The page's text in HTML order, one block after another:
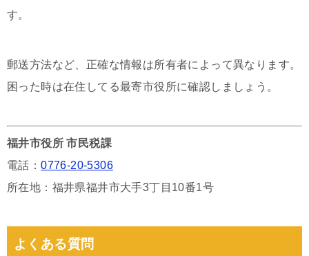
す。
郵送方法など、正確な情報は所有者によって異なります。
困った時は在住してる最寄市役所に確認しましょう。
福井市役所 市民税課
電話：0776-20-5306
所在地：福井県福井市大手3丁目10番1号
よくある質問